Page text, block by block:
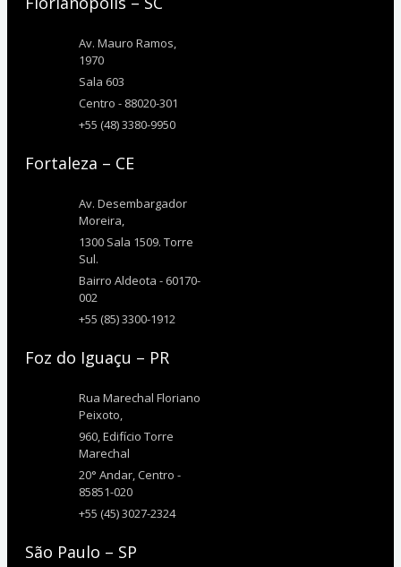
Av. Mauro Ramos,
1970
Sala 603
Centro - 88020-301
+55 (48) 3380-9950
Fortaleza – CE
Av. Desembargador
Moreira,
1300 Sala 1509. Torre
Sul.
Bairro Aldeota - 60170-
002
+55 (85) 3300-1912
Foz do Iguaçu – PR
Rua Marechal Floriano
Peixoto,
960, Edifício Torre
Marechal
20° Andar, Centro -
85851-020
+55 (45) 3027-2324
São Paulo – SP